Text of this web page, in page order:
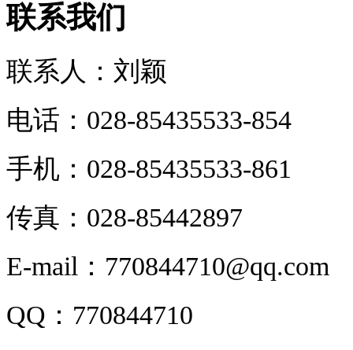
联系我们
联系人：刘颖
电话：028-85435533-854
手机：028-85435533-861
传真：028-85442897
E-mail：770844710@qq.com
QQ：770844710